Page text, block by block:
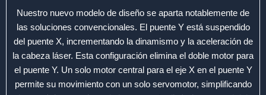
Nuestro nuevo modelo de diseño se aparta notablemente de
las soluciones convencionales. El puente Y está suspendido
del puente X, incrementando la dinamismo y la aceleración de
la cabeza láser. Esta configuración elimina el doble motor para
el puente Y. Un solo motor central para el eje X en el puente Y
permite su movimiento con un solo servomotor, simplificando